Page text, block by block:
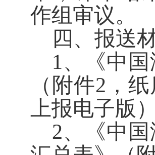
作组审议。
四、报送
1、《中
（附件2 ，
上报电子版）
2、《中